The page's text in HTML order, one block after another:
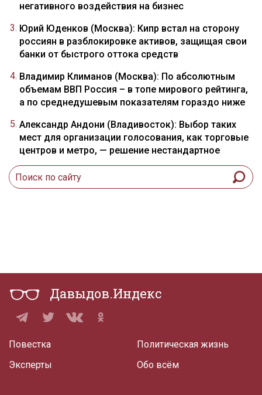
негативного воздействия на бизнес
Юрий Юденков (Москва): Кипр встал на сторону
россиян в разблокировке активов, защищая свои
банки от быстрого оттока средств
Владимир Климанов (Москва): По абсолютным
объемам ВВП Россия – в топе мирового рейтинга,
а по среднедушевым показателям гораздо ниже
Александр Андони (Владивосток): Выбор таких
мест для организации голосования, как торговые
центров и метро, — решение нестандартное
Давыдов.Индекс
Повестка
Эксперты
Политическая жизнь
Обо всём